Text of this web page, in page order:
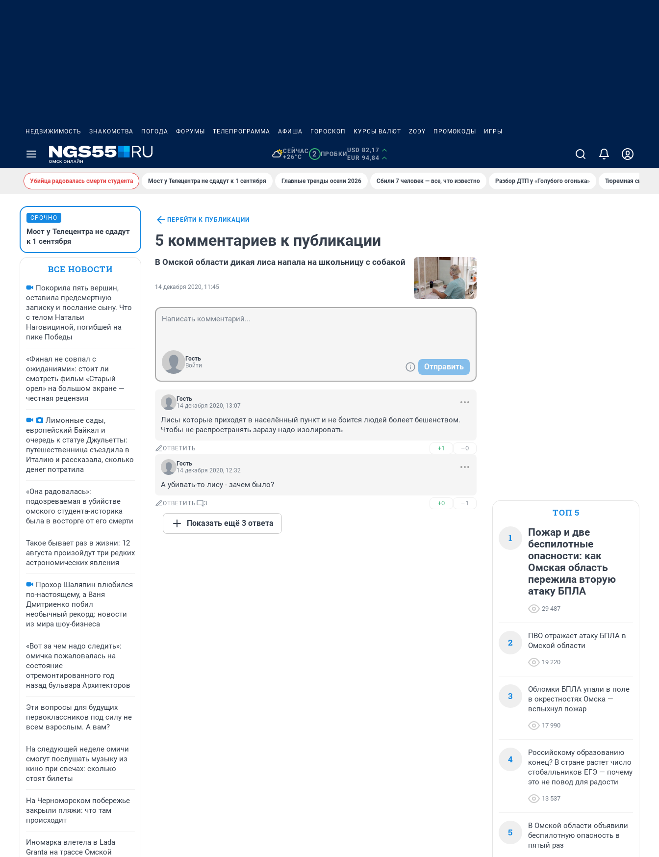
НЕДВИЖИМОСТЬ ЗНАКОМСТВА ПОГОДА ФОРУМЫ ТЕЛЕПРОГРАММА АФИША ГОРОСКОП КУРСЫ ВАЛЮТ ZODY ПРОМОКОДЫ ИГРЫ
СЕЙЧАС
+26°C
2 ПРОБКИ
USD 82,17
EUR 94,84
Убийца радовалась смерти студента Мост у Телецентра не сдадут к 1 сентября Главные тренды осени 2026 Сбили 7 человек — все, что известно Разбор ДТП у «Голубого огонька» Тюремная
СРОЧНО
Мост у Телецентра не сдадут
к 1 сентября
ВСЕ НОВОСТИ
Покорила пять вершин,
оставила предсмертную
записку и послание сыну. Что
с телом Натальи
Наговициной, погибшей на
пике Победы
«Финал не совпал с
ожиданиями»: стоит ли
смотреть фильм «Старый
орел» на большом экране —
честная рецензия
Лимонные сады,
европейский Байкал и
очередь к статуе Джульетты:
путешественница съездила в
Италию и рассказала, сколько
денег потратила
«Она радовалась»:
подозреваемая в убийстве
омского студента-историка
была в восторге от его смерти
Такое бывает раз в жизни: 12
августа произойдут три редких
астрономических явления
Прохор Шаляпин влюбился
по-настоящему, а Ваня
Дмитриенко побил
необычный рекорд: новости
из мира шоу-бизнеса
«Вот за чем надо следить»:
омичка пожаловалась на
состояние
отремонтированного год
назад бульвара Архитекторов
Эти вопросы для будущих
первоклассников под силу не
всем взрослым. А вам?
На следующей неделе омичи
смогут послушать музыку из
кино при свечах: сколько
стоят билеты
На Черноморском побережье
закрыли пляжи: что там
происходит
Иномарка влетела в Lada
Granta на трассе Омской
ПЕРЕЙТИ К ПУБЛИКАЦИИ
5 комментариев к публикации
В Омской области дикая лиса напала на школьницу с собакой
14 декабря 2020, 11:45
Гость
Войти
Отправить
Гость
14 декабря 2020, 13:07
Лисы которые приходят в населённый пункт и не боится людей болеет бешенством.
Чтобы не распространять заразу надо изолировать
ОТВЕТИТЬ +1 –0
Гость
14 декабря 2020, 12:32
А убивать-то лису - зачем было?
ОТВЕТИТЬ 3 +0 –1
Показать ещё 3 ответа
ТОП 5
1
Пожар и две
беспилотные
опасности: как
Омская область
пережила вторую
атаку БПЛА
29 487
2
ПВО отражает атаку БПЛА в
Омской области
19 220
3
Обломки БПЛА упали в поле
в окрестностях Омска —
вспыхнул пожар
17 990
4
Российскому образованию
конец? В стране растет число
стобалльников ЕГЭ — почему
это не повод для радости
13 537
5
В Омской области объявили
беспилотную опасность в
пятый раз